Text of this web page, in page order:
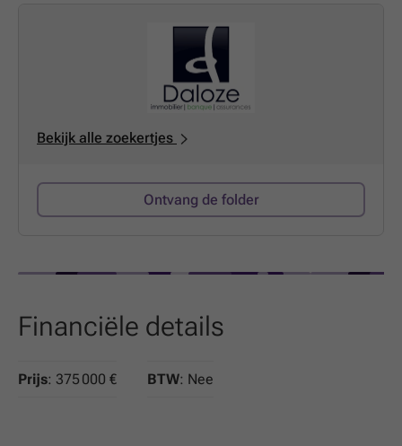
Provision charges mensuelles: 75 euros (communs,
Bekijk alle zoekertjes
Ontvang de folder
Financiële details
Prijs: 375 000 € BTW: Nee